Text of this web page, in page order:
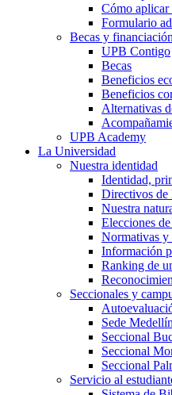
Cómo aplicar
Formulario
Becas y financiación
UPB Contigo
Becas
Beneficios
Beneficios
Alternativas
UPB Academy
La Universidad
Nuestra identidad
Identidad,
Directivos de
Nuestra
Elecciones
Normativas y
Información
Ranking de
Seccionales y
Sede Medellín
Seccional
Seccional
Seccional
Servicio al